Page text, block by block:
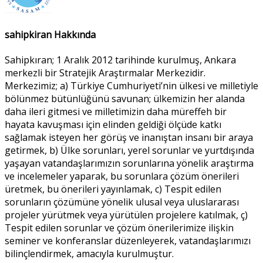
sahipkiran Hakkında
Sahipkıran; 1 Aralık 2012 tarihinde kurulmuş, Ankara
merkezli bir Stratejik Araştırmalar Merkezidir.
Merkezimiz; a) Türkiye Cumhuriyeti’nin ülkesi ve milletiyle
bölünmez bütünlüğünü savunan; ülkemizin her alanda
daha ileri gitmesi ve milletimizin daha müreffeh bir
hayata kavuşması için elinden geldiği ölçüde katkı
sağlamak isteyen her görüş ve inanıştan insanı bir araya
getirmek, b) Ülke sorunları, yerel sorunlar ve yurtdışında
yaşayan vatandaşlarımızın sorunlarına yönelik araştırma
ve incelemeler yaparak, bu sorunlara çözüm önerileri
üretmek, bu önerileri yayınlamak, c) Tespit edilen
sorunların çözümüne yönelik ulusal veya uluslararası
projeler yürütmek veya yürütülen projelere katılmak, ç)
Tespit edilen sorunlar ve çözüm önerilerimize ilişkin
seminer ve konferanslar düzenleyerek, vatandaşlarımızı
bilinçlendirmek, amacıyla kurulmuştur.